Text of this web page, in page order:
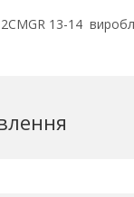
13-14